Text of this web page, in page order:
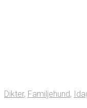
Dikter, Familjehund,